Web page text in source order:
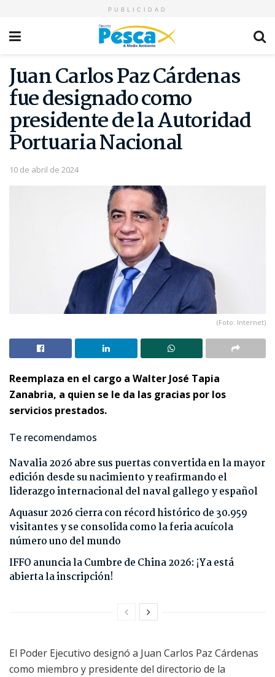
PUBLICIDAD
Juan Carlos Paz Cárdenas
fue designado como
presidente de la Autoridad
Portuaria Nacional
10 de abril de 2024
(Foto: Internet)
Reemplaza en el cargo a Walter José Tapia
Zanabria, a quien se le da las gracias por los
servicios prestados.
Te recomendamos
Navalia 2026 abre sus puertas convertida en la mayor
edición desde su nacimiento y reafirmando el
liderazgo internacional del naval gallego y español
Aquasur 2026 cierra con récord histórico de 30.959
visitantes y se consolida como la feria acuícola
número uno del mundo
IFFO anuncia la Cumbre de China 2026: ¡Ya está
abierta la inscripción!
El Poder Ejecutivo designó a Juan Carlos Paz Cárdenas
como miembro y presidente del directorio de la